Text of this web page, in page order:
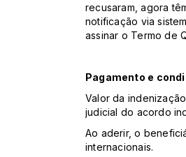
recusaram, agora
notificação via
assinar o Termo de
Pagamento e
Valor da
judicial do acordo
Ao aderir, o
internacionais.